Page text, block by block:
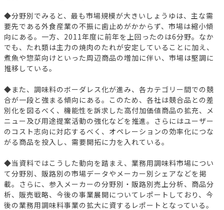
◆分野別でみると、最も市場規模が大きいしょうゆは、主な需
要先である外食産業の不振に歯止めがかからず、市場は縮小傾
向にある。一方、2011年度に前年を上回ったのは6分野。なか
でも、たれ類は主力の焼肉のたれが安定していることに加え、
煮魚や惣菜向けといった周辺商品の増加に伴い、市場は堅調に
推移している。
◆また、調味料のボーダレス化が進み、各カテゴリー間での競
合が一段と強まる傾向にある。このため、各社は競合品との差
別化を図るべく、機能性を訴求した高付加価値商品の拡充、メ
ニュー及び用途提案活動の強化などを推進。さらにはユーザー
のコスト志向に対応するべく、オペレーションの効率化につな
がる商品を投入し、需要開拓に力を入れている。
◆当資料ではこうした動向を踏まえ、業務用調味料市場につい
て分野別、販路別の市場データやメーカー別シェアなどを掲
載。さらに、参入メーカーの分野別・販路別売上分析、商品分
析、販売戦略、今後の事業展開についてレポートしており、今
後の業務用調味料事業の拡大に資するレポートとなっている。